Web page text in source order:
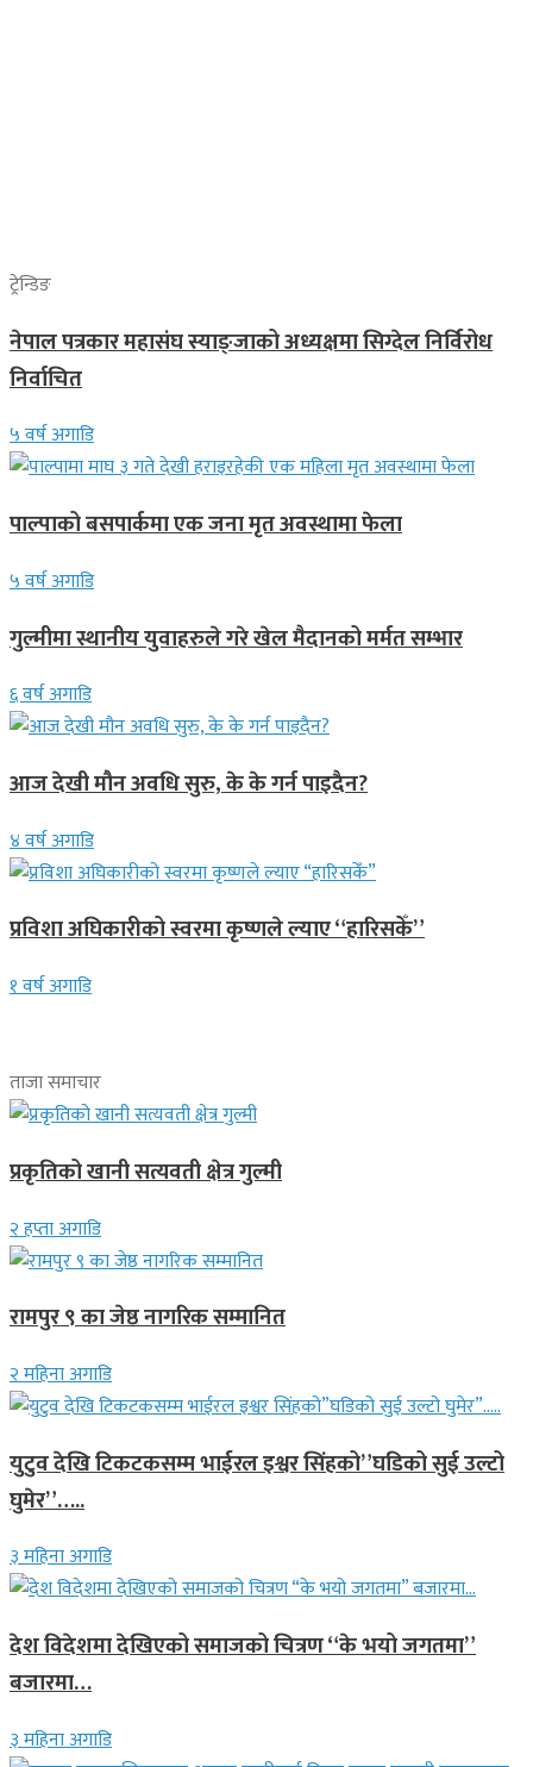
ट्रेन्डिङ
नेपाल पत्रकार महासंघ स्याङ्जाको अध्यक्षमा सिग्देल निर्विरोध
निर्वाचित
५ वर्ष अगाडि
पाल्पाको बसपार्कमा एक जना मृत अवस्थामा फेला
५ वर्ष अगाडि
गुल्मीमा स्थानीय युवाहरुले गरे खेल मैदानको मर्मत सम्भार
६ वर्ष अगाडि
आज देखी मौन अवधि सुरु, के के गर्न पाइदैन?
४ वर्ष अगाडि
प्रविशा अघिकारीको स्वरमा कृष्णले ल्याए “हारिसकेँ”
१ वर्ष अगाडि
ताजा समाचार
प्रकृतिको खानी सत्यवती क्षेत्र गुल्मी
२ हप्ता अगाडि
रामपुर ९ का जेष्ठ नागरिक सम्मानित
२ महिना अगाडि
युटुव देखि टिकटकसम्म भाईरल इश्वर सिंहको”घडिको सुई उल्टो
घुमेर”…..
३ महिना अगाडि
देश विदेशमा देखिएको समाजको चित्रण “के भयो जगतमा”
बजारमा…
३ महिना अगाडि